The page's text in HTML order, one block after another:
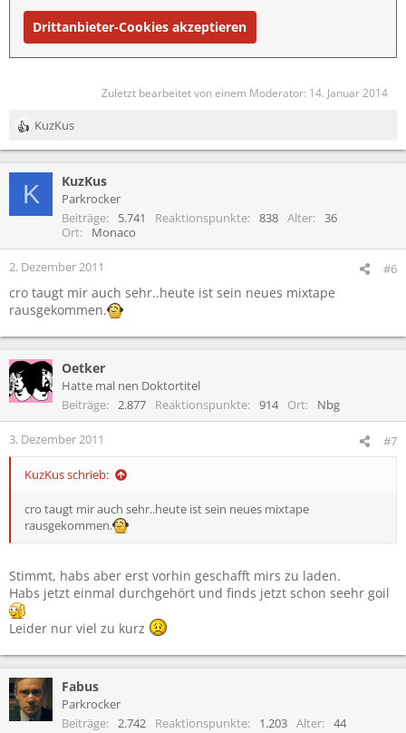
Drittanbieter-Cookies akzeptieren
Zuletzt bearbeitet von einem Moderator: 14. Januar 2014
R
e
i
n
:
KuzKus
K KuzKus
Parkrocker
Beiträge
5.741 Reaktionspunkte 838 Alter
36
Ort
Monaco
2. Dezember 2011 #6
cro taugt mir auch sehr..heute ist sein neues mixtape
rausgekommen.
Oetker
Hatte mal nen Doktortitel
Beiträge
2.877 Reaktionspunkte 914 Ort Nbg
3. Dezember 2011 #7
KuzKus schrieb:
cro taugt mir auch sehr..heute ist sein neues mixtape
rausgekommen.
Stimmt, habs aber erst vorhin geschafft mirs zu laden.
Habs jetzt einmal durchgehört und finds jetzt schon seehr goil
Leider nur viel zu kurz
Fabus
Parkrocker
Beiträge
2.742 Reaktionspunkte 1.203 Alter 44